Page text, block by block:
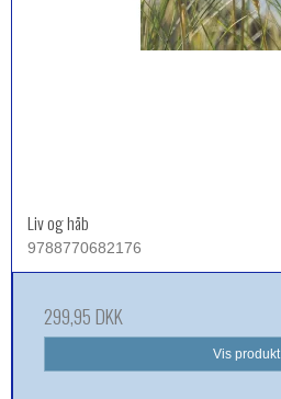
Liv og håb
9788770682176
299,95 DKK
Vis produkt